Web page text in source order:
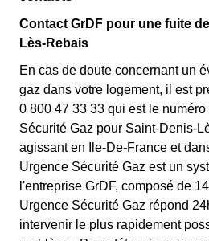
Contact GrDF pour une fuite
Lès-Rebais
En cas de doute concernant un
gaz dans votre logement, il est
0 800 47 33 33 qui est le
Sécurité Gaz pour Saint-Denis-
agissant en Ile-De-France et
Urgence Sécurité Gaz est un
l'entreprise GrDF, composé de
Urgence Sécurité Gaz répond
intervenir le plus rapidement